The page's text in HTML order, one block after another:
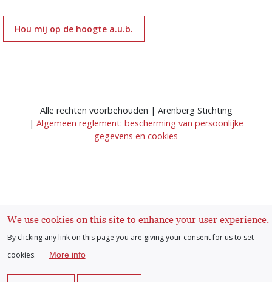
Hou mij op de hoogte a.u.b.
Alle rechten voorbehouden | Arenberg Stichting
| Algemeen reglement: bescherming van persoonlijke
gegevens en cookies
User
account
Inloggen
We use cookies on this site to enhance your user experience.
By clicking any link on this page you are giving your consent for us to set
cookies.
More info